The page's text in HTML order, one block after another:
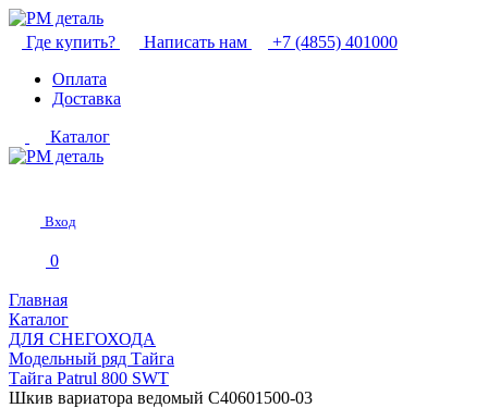
Где купить? Написать нам
+7 (4855) 401000
Оплата
Доставка
Каталог
Вход
0
Главная
Каталог
ДЛЯ СНЕГОХОДА
Модельный ряд Тайга
Тайга Patrul 800 SWT
Шкив вариатора ведомый C40601500-03